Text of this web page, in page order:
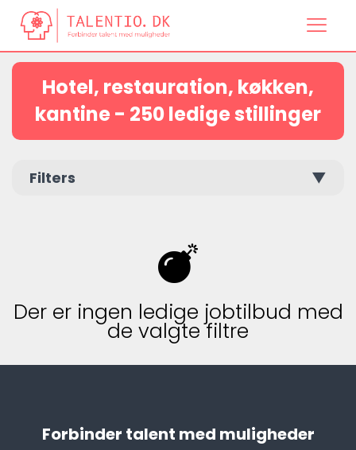
Hotel, restauration, køkken,
kantine - 250 ledige stillinger
Filters ▼
Der er ingen ledige jobtilbud med
de valgte filtre
Forbinder talent med muligheder